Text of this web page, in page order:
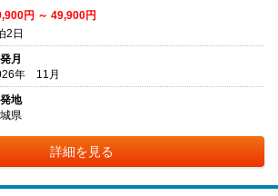
円 ～ 49,900円
2日
月
年 11月
地
県
詳細を見る